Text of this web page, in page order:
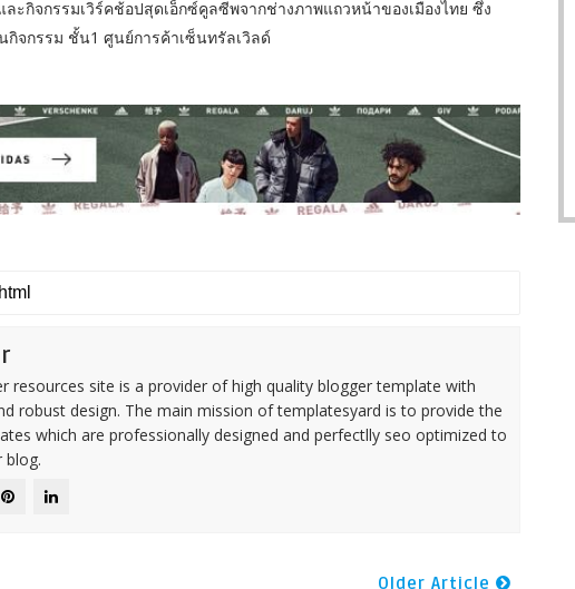
กิจกรรมเวิร์คช้อปสุดเอ็กซ์คูลซีพจากช่างภาพแถวหน้าของเมืองไทย ซึ่ง
จกรรม ชั้น1 ศูนย์การค้าเซ็นทรัลเวิลด์
resources site is a provider of high quality blogger template with
robust design. The main mission of templatesyard is to provide the
which are professionally designed and perfectlly seo optimized to
blog.
Older Article